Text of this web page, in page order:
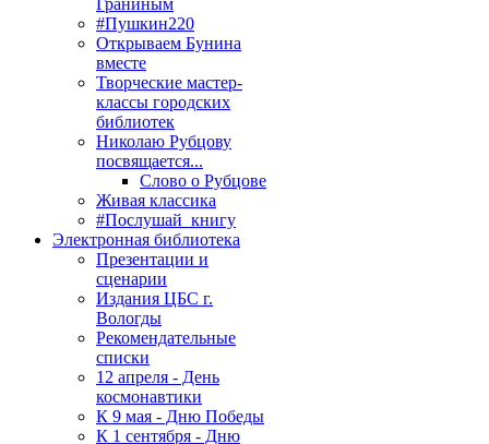
Граниным
#Пушкин220
Открываем Бунина
вместе
Творческие мастер-
классы городских
библиотек
Николаю Рубцову
посвящается...
Слово о Рубцове
Живая классика
#Послушай_книгу
Электронная библиотека
Презентации и
сценарии
Издания ЦБС г.
Вологды
Рекомендательные
списки
12 апреля - День
космонавтики
К 9 мая - Дню Победы
К 1 сентября - Дню